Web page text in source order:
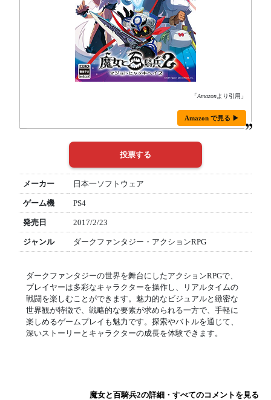
「Amazonより引用」
Amazon で見る ▶
メーカー 日本一ソフトウェア
ゲーム機 PS4
発売日 2017/2/23
ジャンル ダークファンタジー・アクションRPG
ダークファンタジーの世界を舞台にしたアクションRPGで、
プレイヤーは多彩なキャラクターを操作し、リアルタイムの
戦闘を楽しむことができます。魅力的なビジュアルと緻密な
世界観が特徴で、戦略的な要素が求められる一方で、手軽に
楽しめるゲームプレイも魅力です。探索やバトルを通じて、
深いストーリーとキャラクターの成長を体験できます。
魔女と百騎兵2の詳細・すべてのコメントを見る